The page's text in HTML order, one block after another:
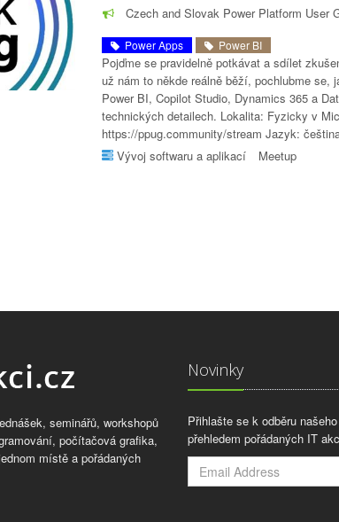
Czech and Slovak Power Platform User
Power Apps Power BI
Pojďme se pravidelně potkávat a sdílet
už nám to někde reálně běží, pochlubme se,
Power BI, Copilot Studio, Dynamics 365 a
technických detailech. Lokalita: Fyzicky v
https://ppug.community/stream Jazyk:
Vývoj softwaru a aplikací
Meetup
seminářů, workshopů
počítačová grafika,
místě a pořádaných
Novinky
Přihlašte se k odběru
přehledem pořádaných IT